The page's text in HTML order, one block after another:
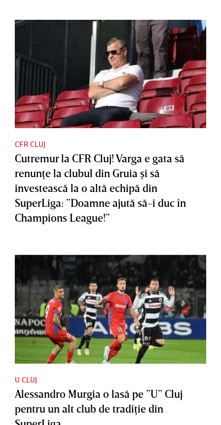
CFR CLUJ
Cutremur la CFR Cluj! Varga e gata să
renunţe la clubul din Gruia şi să
investească la o altă echipă din
SuperLiga: ”Doamne ajută să-i duc în
Champions League!”
U CLUJ
Alessandro Murgia o lasă pe ”U” Cluj
pentru un alt club de tradiţie din